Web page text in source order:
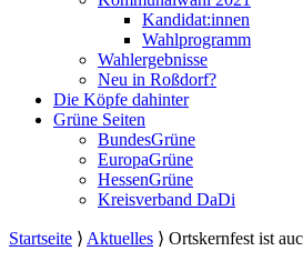
Kandidat:innen
Wahlprogramm
Wahlergebnisse
Neu in Roßdorf?
Die Köpfe dahinter
Grüne Seiten
BundesGrüne
EuropaGrüne
HessenGrüne
Kreisverband DaDi
Startseite ⟩ Aktuelles ⟩ Ortskernfest ist